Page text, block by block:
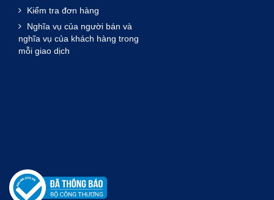
Kiểm tra đơn hàng
Nghĩa vụ của người bán và
nghĩa vụ của khách hàng trong
mỗi giao dịch